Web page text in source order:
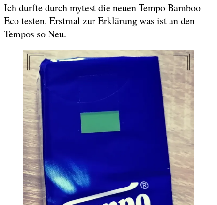
Ich durfte durch mytest die neuen Tempo Bamboo
Eco testen. Erstmal zur Erklärung was ist an den
Tempos so Neu.